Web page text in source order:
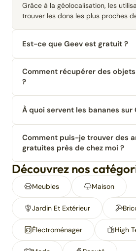
Grâce à la géolocalisation, les
trouver les dons les plus proches
Est-ce que Geev est gratuit ?
Comment récupérer des
?
À quoi servent les bananes sur
Comment puis-je trouver des
gratuites près de chez moi ?
Découvrez nos
Meubles Maison
Jardin Et Extérieur
Électroménager High